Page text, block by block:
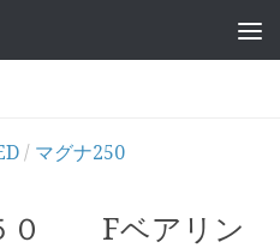
/ マグナ250
０ Fベアリン